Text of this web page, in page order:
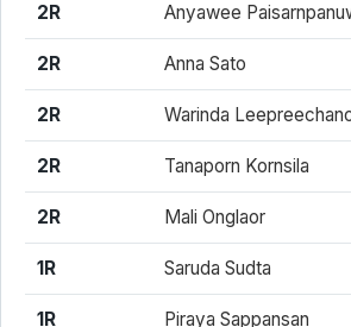
2R Anyawee
2R Anna Sato
2R Warinda
2R Tanaporn Kornsila
2R Mali Onglaor
1R Saruda Sudta
1R Piraya Sappansan